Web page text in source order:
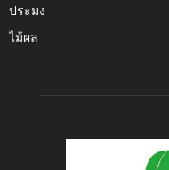
ประมง
ไม้ผล